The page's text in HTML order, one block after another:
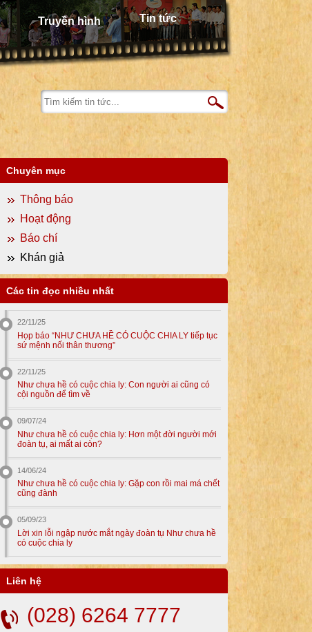
Truyền hình Tin tức
Chuyên mục
Thông báo
Hoạt động
Báo chí
Khán giả
Các tin đọc nhiều nhất
22/11/25
Họp báo “NHƯ CHƯA HỀ CÓ CUỘC CHIA LY tiếp tục
sứ mệnh nối thân thương”
22/11/25
Như chưa hề có cuộc chia ly: Con người ai cũng có
cội nguồn để tìm về
09/07/24
Như chưa hề có cuộc chia ly: Hơn một đời người mới
đoàn tụ, ai mất ai còn?
14/06/24
Như chưa hề có cuộc chia ly: Gặp con rồi mai má chết
cũng đành
05/09/23
Lời xin lỗi ngập nước mắt ngày đoàn tụ Như chưa hề
có cuộc chia ly
Liên hệ
(028) 6264 7777